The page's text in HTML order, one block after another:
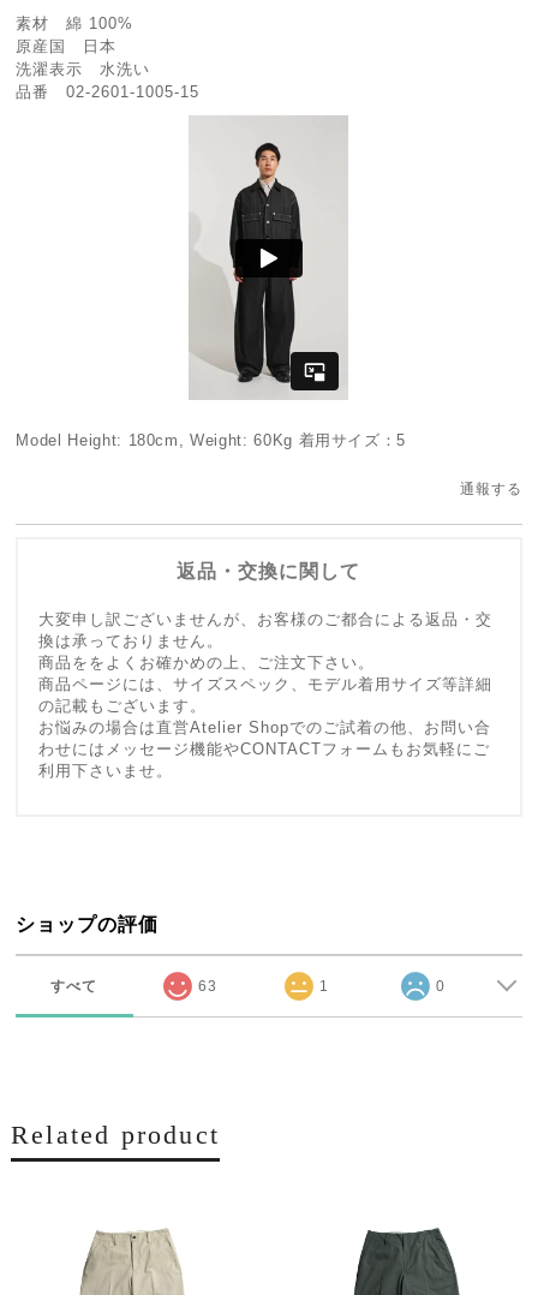
素材 綿 100%
原産国 日本
洗濯表示 水洗い
品番 02-2601-1005-15
Model Height: 180cm, Weight: 60Kg 着用サイズ：5
通報する
返品・交換に関して
大変申し訳ございませんが、お客様のご都合による返品・交
換は承っておりません。
商品ををよくお確かめの上、ご注文下さい。
商品ページには、サイズスペック、モデル着用サイズ等詳細
の記載もございます。
お悩みの場合は直営Atelier Shopでのご試着の他、お問い合
わせにはメッセージ機能やCONTACTフォームもお気軽にご
利用下さいませ。
ショップの評価
すべて 63 1 0
Related product